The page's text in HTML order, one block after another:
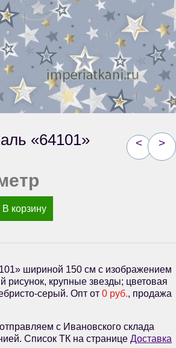
< >
«64101»
В корзину
шириной 150 см с изображением
рисунок, крупные звезды; цветовая
серый. Опт от 0 руб., продажа
с Ивановского склада
Список ТК на странице Доставка